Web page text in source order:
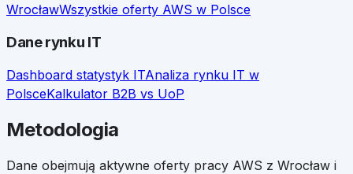
WrocławWszystkie oferty AWS w Polsce
Dane rynku IT
Dashboard statystyk ITAnaliza rynku IT w
PolsceKalkulator B2B vs UoP
Metodologia
Dane obejmują aktywne oferty pracy AWS z Wrocław i